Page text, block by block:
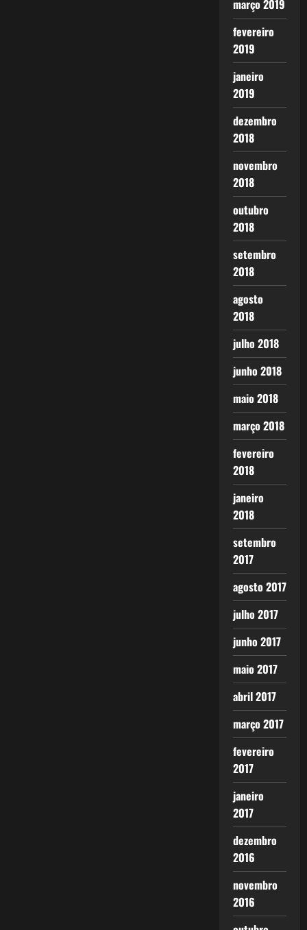
março 2019
fevereiro
2019
janeiro
2019
dezembro
2018
novembro
2018
outubro
2018
setembro
2018
agosto
2018
julho 2018
junho 2018
maio 2018
março 2018
fevereiro
2018
janeiro
2018
setembro
2017
agosto 2017
julho 2017
junho 2017
maio 2017
abril 2017
março 2017
fevereiro
2017
janeiro
2017
dezembro
2016
novembro
2016